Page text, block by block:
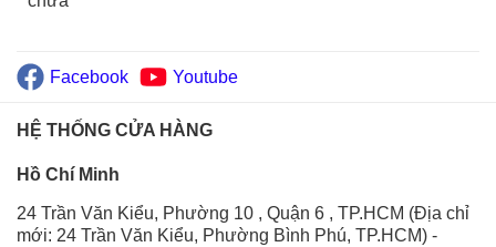
Facebook Youtube
HỆ THỐNG CỬA HÀNG
Hồ Chí Minh
24 Trần Văn Kiểu, Phường 10 , Quận 6 , TP.HCM (Địa chỉ
mới: 24 Trần Văn Kiểu, Phường Bình Phú, TP.HCM) -